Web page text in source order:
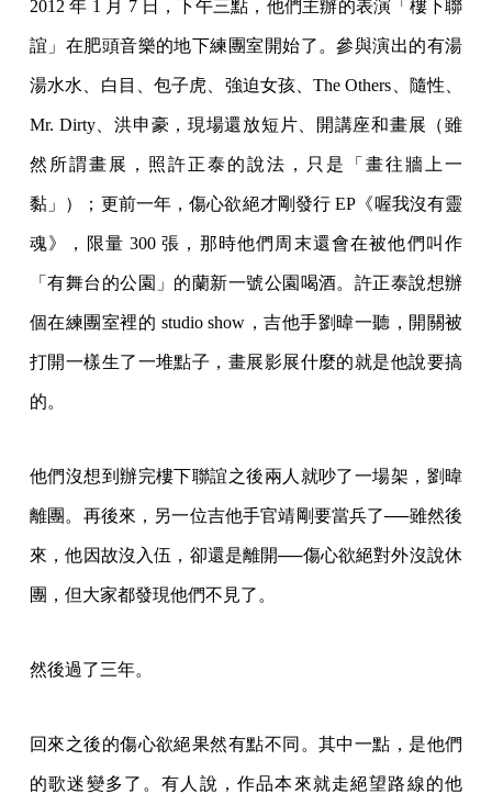
2012 年 1 月 7 日，下午三點，他們主辦的表演「樓下聯
誼」在肥頭音樂的地下練團室開始了。參與演出的有湯
湯水水、白目、包子虎、強迫女孩、The Others、隨性、
Mr. Dirty、洪申豪，現場還放短片、開講座和畫展（雖
然所謂畫展，照許正泰的說法，只是「畫往牆上一
黏」）；更前一年，傷心欲絕才剛發行 EP《喔我沒有靈
魂》，限量 300 張，那時他們周末還會在被他們叫作
「有舞台的公園」的蘭新一號公園喝酒。許正泰說想辦
個在練團室裡的 studio show，吉他手劉暐一聽，開關被
打開一樣生了一堆點子，畫展影展什麼的就是他說要搞
的。
他們沒想到辦完樓下聯誼之後兩人就吵了一場架，劉暐
離團。再後來，另一位吉他手官靖剛要當兵了──雖然後
來，他因故沒入伍，卻還是離開──傷心欲絕對外沒說休
團，但大家都發現他們不見了。
然後過了三年。
回來之後的傷心欲絕果然有點不同。其中一點，是他們
的歌迷變多了。有人說，作品本來就走絕望路線的他